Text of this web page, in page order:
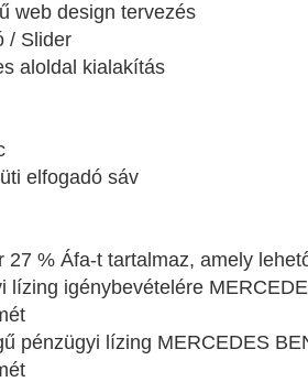
web design tervezés
/ Slider
aloldal kialakítás
elfogadó sáv
27 % Áfa-t tartalmaz, amely
lízing igénybevételére
pénzügyi lízing MERCEDES